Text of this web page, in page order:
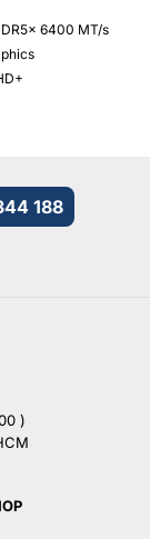
6400 MT/s
188
)